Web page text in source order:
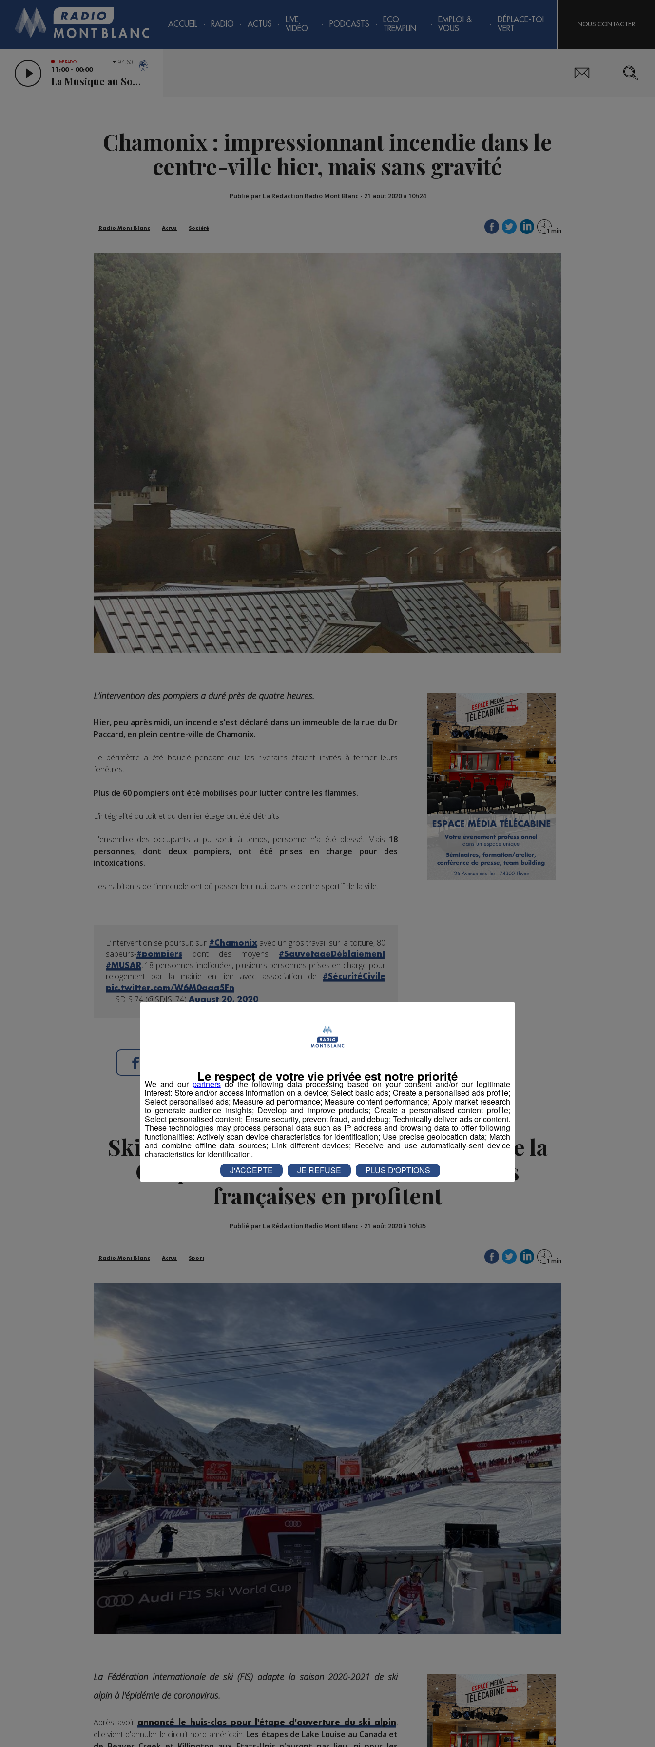
ACCUEIL RADIO ACTUS
LIVE
VIDÉO
PODCASTS
ECO
TREMPLIN
EMPLOI &
VOUS
DÉPLACE-TOI
VERT
NOUS CONTACTER
LIVE RADIO
11:00 - 00:00
La Musique au Sommet
94.60
Chamonix : impressionnant incendie dans le
centre-ville hier, mais sans gravité
Publié par La Rédaction Radio Mont Blanc - 21 août 2020 à 10h24
Radio Mont Blanc Actus Société
L’intervention des pompiers a duré près de quatre heures.
Hier, peu après midi, un incendie s’est déclaré dans un immeuble de la rue du Dr
Paccard, en plein centre-ville de Chamonix.
Le périmètre a été bouclé pendant que les riverains étaient invités à fermer leurs
fenêtres.
Plus de 60 pompiers ont été mobilisés pour lutter contre les flammes.
L’intégralité du toit et du dernier étage ont été détruits.
L'ensemble des occupants a pu sortir à temps, personne n'a été blessé. Mais 18
personnes, dont deux pompiers, ont été prises en charge pour des
intoxications.
Les habitants de l’immeuble ont dû passer leur nuit dans le centre sportif de la ville.
L’intervention se poursuit sur #Chamonixavec un gros travail sur la toiture, 80
sapeurs-#pompiers dont des moyens
#SauvetageDéblaiement
#MUSAR, 18 personnes impliquées, plusieurs personnes prises en charge pour
relogement par la mairie en lien avec association de
#SécuritéCivile
pic.twitter.com/W6M0aqg5Fn
— SDIS 74 (@SDIS_74)August 20, 2020
Ski alpin : la tournée nord-américaine de la
Coupe du monde annulée, les stations
françaises en profitent
Publié par La Rédaction Radio Mont Blanc - 21 août 2020 à 10h35
Radio Mont Blanc Actus Sport
La Fédération internationale de ski (FIS) adapte la saison 2020-2021 de ski
alpin à l'épidémie de coronavirus.
Après avoirannoncé le huis-clos pour l'étape d'ouverture du ski alpin,
elle vient d'annuler le circuit nord-américain. Les étapes de Lake Louise au Canada et
We and our partnersdo the following data processing based on your consent and/or our legitimate
interest: Store and/or access information on a device; Select basic ads; Create a personalised ads profile;
Select personalised ads; Measure ad performance; Measure content performance; Apply market research
to generate audience insights; Develop and improve products; Create a personalised content profile;
Select personalised content; Ensure security, prevent fraud, and debug; Technically deliver ads or content.
These technologies may process personal data such as IP address and browsing data to offer following
functionalities: Actively scan device characteristics for identification; Use precise geolocation data; Match
and combine offline data sources; Link different devices; Receive and use automatically-sent device
characteristics for identification.
Le respect de votre vie privée est notre priorité
J'ACCEPTE JE REFUSE PLUS D'OPTIONS